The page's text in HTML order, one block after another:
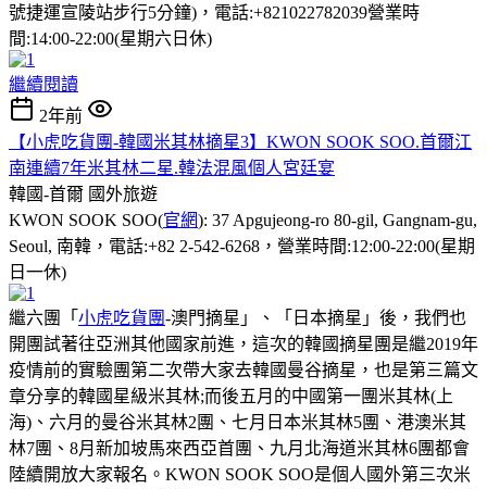
號捷運宣陵站步行5分鐘)，電話:+821022782039營業時
間:14:00-22:00(星期六日休)
繼續閱讀
2年前
【小虎吃貨團-韓國米其林摘星3】KWON SOOK SOO.首爾江
南連續7年米其林二星.韓法混風個人宮廷宴
韓國-首爾 國外旅遊
KWON SOOK SOO(官網): 37 Apgujeong-ro 80-gil, Gangnam-gu,
Seoul, 南韓，電話:+82 2-542-6268，營業時間:12:00-22:00(星期
日一休)
繼六團「 小虎吃貨團-澳門摘星」、「日本摘星」後，我們也
開團試著往亞洲其他國家前進，這次的韓國摘星團是繼2019年
疫情前的實驗團第二次帶大家去韓國曼谷摘星，也是第三篇文
章分享的韓國星級米其林;而後五月的中國第一團米其林(上
海)、六月的曼谷米其林2團、七月日本米其林5團、港澳米其
林7團、8月新加坡馬來西亞首團、九月北海道米其林6團都會
陸續開放大家報名。KWON SOOK SOO是個人國外第三次米